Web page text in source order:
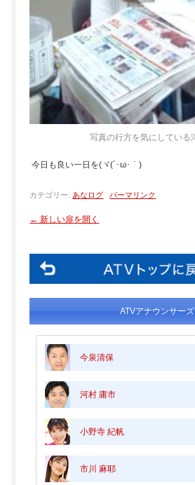
写真の行方を気にしている
今日も良い一日を(ヾ(´･ω･｀)
カテゴリー: あなログ パーマリンク
← 新しい扉を開く
ATVアナウンサーズ
今泉清保
河村 庸市
小野寺 紀帆
市川 麻耶